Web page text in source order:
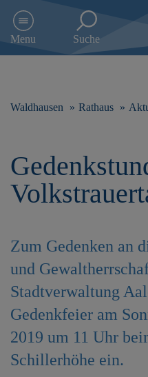
e
Menu Suche
Waldhausen Rathaus
Zum Gedenken an
und
Stadtverwaltung
Gedenkfeier am
2019 um 11 Uhr
Schillerhöhe ein.